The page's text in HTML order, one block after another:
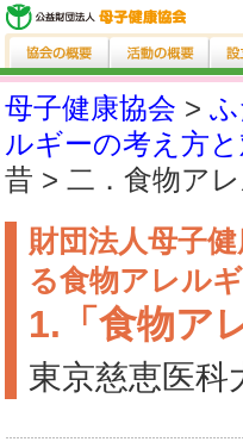
母子健康協会 >
ルギーの考え方
昔 > 二．食物ア
財団法人母子
る食物アレル
1.「食物ア
東京慈恵医科